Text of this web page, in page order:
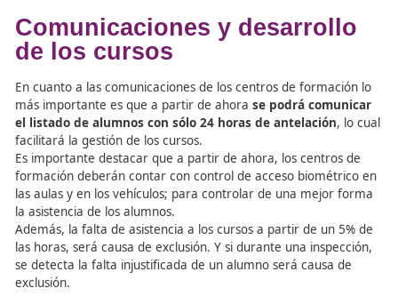
aeropuerto tampoco necesitarán el CAP.
Los transportes de basura también quedarán
Laexcepción que han modificadoahora queda de la
forma:
Los utilizados para realizar transporte privado
complementario en los que exclusivamente se
material o equipos para el uso del conductor en el
ejercicio de su profesión, siempre que la
vehículo no represente la actividad principal de
conductor.